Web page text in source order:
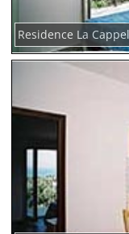
Residence La